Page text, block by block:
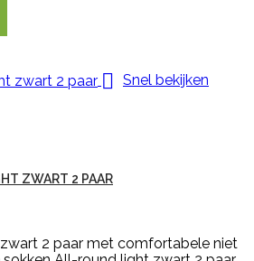
 Snel bekijken
ZWART 2 PAAR
2 paar met comfortabele niet